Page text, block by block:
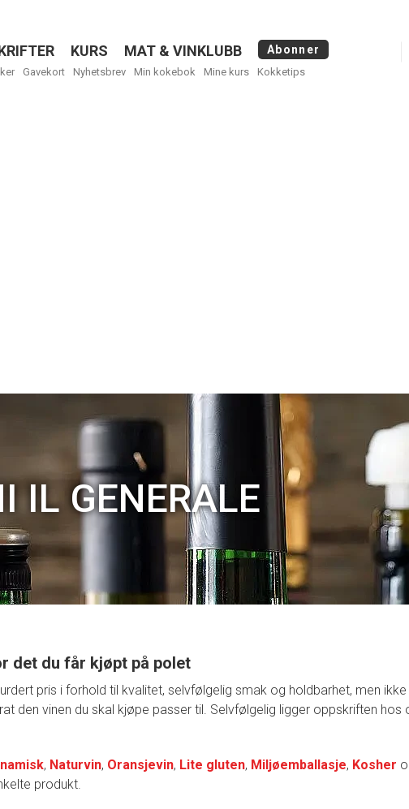
KURS MAT & VINKLUBB Abonner
Gavekort Nyhetsbrev Min kokebok Mine kurs Kokketips
IL GENERALE
det du får kjøpt på polet
pris i forhold til kvalitet, selvfølgelig smak og holdbarhet, men ikke
den vinen du skal kjøpe passer til. Selvfølgelig ligger oppskriften hos
, Naturvin, Oransjevin, Lite gluten, Miljøemballasje, Kosher
produkt.